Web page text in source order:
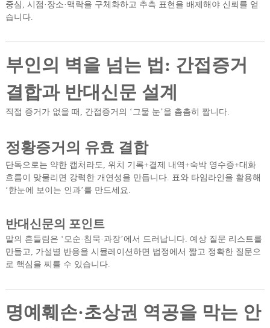
중심, 시점·장소·맥락을 구체화하고 추측 표현을 배제해야 신뢰를 얻
습니다.
부인의 벽을 넘는 법: 간접증거
결합과 반대신문 설계
직접 증거가 없을 때, 간접증거의 ‘그물 눈’을 촘촘히 짭니다.
정황증거의 유효 결합
단독으로는 약한 캡처라도, 위치 기록+결제 내역+숙박 영수증+대화
흐름이 맞물리면 강력한 개연성을 만듭니다. 표와 타임라인을 활용해
‘한눈에 보이는 인과’를 만드세요.
반대신문의 포인트
말의 흔들림은 ‘모순·침묵·과장’에서 드러납니다. 예상 질문 리스트를
만들고, 가설별 반응을 시뮬레이션하면 법정에서 짧고 정확한 질문으
로 핵심을 찌를 수 있습니다.
명예훼손·초상권 역공을 막는 안